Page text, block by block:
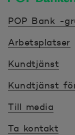
POP Bank -
Arbetsplatser
Kundtjänst
Kundtjänst
Till media
Ta kontakt